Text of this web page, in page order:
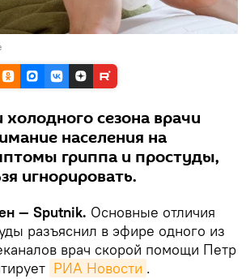
сезона врачи
населения на
гриппа и простуды,
игнорировать.
— Sputnik. Основные отличия
разъяснил в эфире одного из
врач скорой помощи Петр
РИА Новости .